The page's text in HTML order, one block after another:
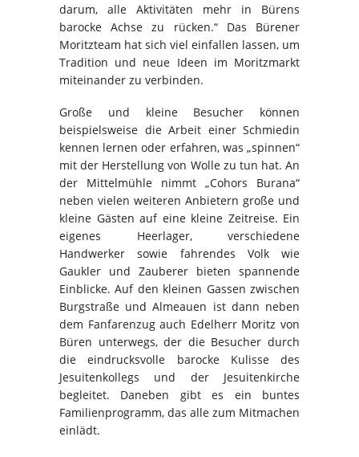
darum, alle Aktivitäten mehr in Bürens
barocke Achse zu rücken.“ Das Bürener
Moritzteam hat sich viel einfallen lassen, um
Tradition und neue Ideen im Moritzmarkt
miteinander zu verbinden.
Große und kleine Besucher können
beispielsweise die Arbeit einer Schmiedin
kennen lernen oder erfahren, was „spinnen“
mit der Herstellung von Wolle zu tun hat. An
der Mittelmühle nimmt „Cohors Burana“
neben vielen weiteren Anbietern große und
kleine Gästen auf eine kleine Zeitreise. Ein
eigenes Heerlager, verschiedene
Handwerker sowie fahrendes Volk wie
Gaukler und Zauberer bieten spannende
Einblicke. Auf den kleinen Gassen zwischen
Burgstraße und Almeauen ist dann neben
dem Fanfarenzug auch Edelherr Moritz von
Büren unterwegs, der die Besucher durch
die eindrucksvolle barocke Kulisse des
Jesuitenkollegs und der Jesuitenkirche
begleitet. Daneben gibt es ein buntes
Familienprogramm, das alle zum Mitmachen
einlädt.